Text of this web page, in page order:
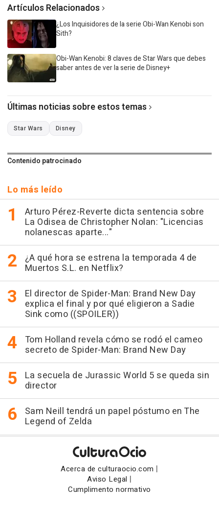
Artículos Relacionados
¿Los Inquisidores de la serie Obi-Wan Kenobi son
Sith?
Obi-Wan Kenobi: 8 claves de Star Wars que debes
saber antes de ver la serie de Disney+
Últimas noticias sobre estos temas
Star Wars Disney
Contenido patrocinado
Lo más leído
Arturo Pérez-Reverte dicta sentencia sobre
La Odisea de Christopher Nolan: "Licencias
nolanescas aparte..."
¿A qué hora se estrena la temporada 4 de
Muertos S.L. en Netflix?
El director de Spider-Man: Brand New Day
explica el final y por qué eligieron a Sadie
Sink como ((SPOILER))
Tom Holland revela cómo se rodó el cameo
secreto de Spider-Man: Brand New Day
La secuela de Jurassic World 5 se queda sin
director
Sam Neill tendrá un papel póstumo en The
Legend of Zelda
Acerca de culturaocio.com |
Aviso Legal |
Cumplimento normativo